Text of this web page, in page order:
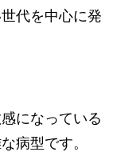
代を中心に発
になっている
病型です。